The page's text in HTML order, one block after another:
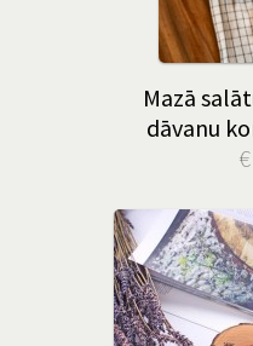
Mazā
dāvanu